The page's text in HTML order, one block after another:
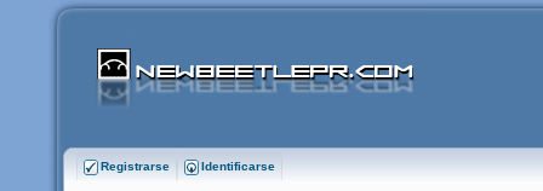
Registrarse Identificarse